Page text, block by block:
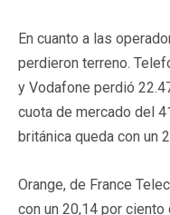
En cuanto a las
perdieron terreno.
y Vodafone perdió
cuota de mercado del
británica queda con un
Orange, de France
con un 20,14 por